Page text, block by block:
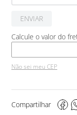
ENVIAR
Não sei meu CEP
Compartilhar